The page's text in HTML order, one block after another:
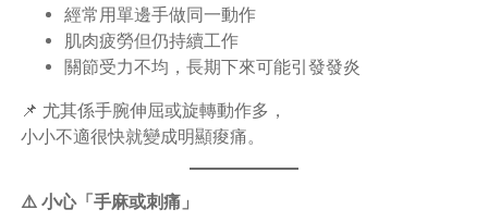
經常用單邊手做同一動作
肌肉疲勞但仍持續工作
關節受力不均，長期下來可能引發發炎
📌 尤其係手腕伸屈或旋轉動作多，
小小不適很快就變成明顯痠痛。
⚠️ 小心「手麻或刺痛」